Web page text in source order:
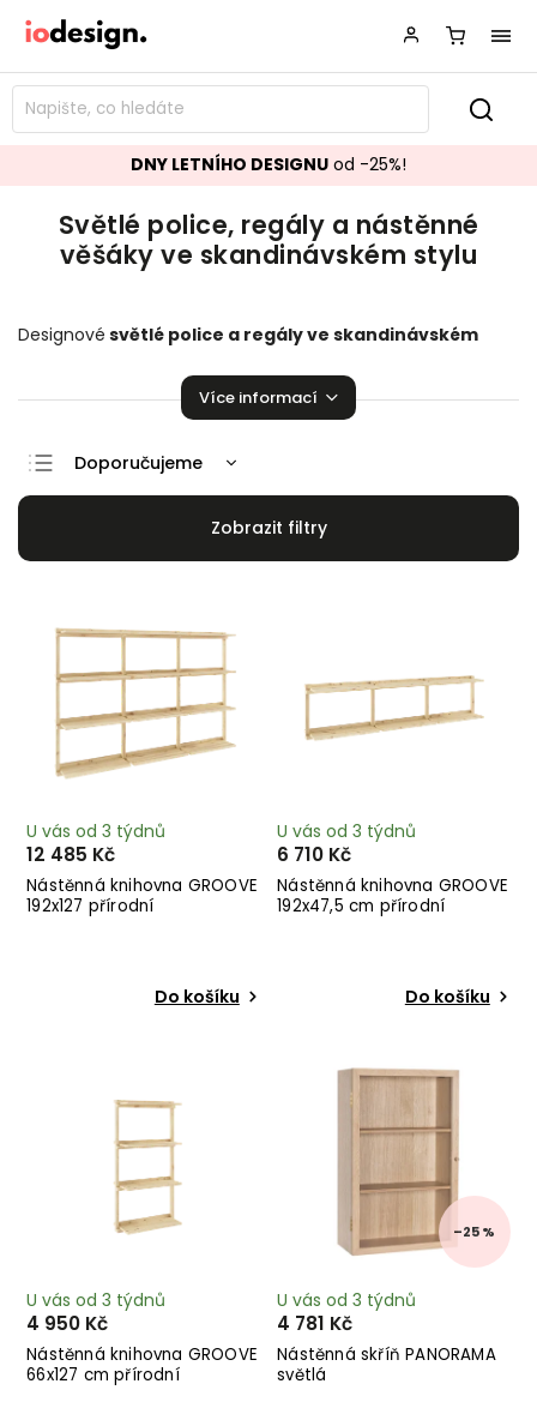
DNY LETNÍHO DESIGNU od -25%!
Světlé police, regály a nástěnné
věšáky ve skandinávském stylu
Designové světlé police a regály ve skandinávském
nástěnné věšáky ,
které zaručeně rozzáří
Více informací
Doporučujeme
Nejlevnější
Nástěnná knihovna GROOVE
192x127 přírodní
U vás od 3 týdnů
12 485 Kč
Do košíku
Nástěnná knihovna GROOVE
192x47,5 cm přírodní
U vás od 3 týdnů
6 710 Kč
Do košíku
Nástěnná knihovna GROOVE
66x127 cm přírodní
U vás od 3 týdnů
4 950 Kč
–25 %
Nástěnná skříň PANORAMA
světlá
U vás od 3 týdnů
4 781 Kč